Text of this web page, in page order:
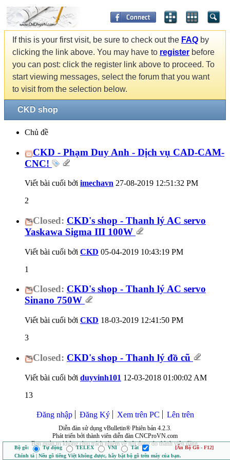
If this is your first visit, be sure to check out the FAQ by
clicking the link above. You may have to register before
you can post: click the register link above to proceed. To
start viewing messages, select the forum that you want
to visit from the selection below.
CKD shop
Chủ đề
CKD - Phạm Duy Anh - Dịch vụ CAD-CAM-
CNC!
Viết bài cuối bởi imechavn 27-08-2019 12:51:32 PM
2
Closed: CKD's shop - Thanh lý AC servo
Yaskawa Sigma III 100W
Viết bài cuối bởi CKD 05-04-2019 10:43:19 PM
1
Closed: CKD's shop - Thanh lý AC servo
Sinano 750W
Viết bài cuối bởi CKD 18-03-2019 12:41:50 PM
3
Closed: CKD's shop - Thanh lý đồ cũ
Viết bài cuối bởi duyvinh101 12-03-2018 01:00:02 AM
13
Đăng nhập Đăng Ký Xem trên PC Lên trên
Diễn đàn sử dụng vBulletin® Phiên bản 4.2.3.
Phát triển bởi thành viên diễn đàn CNCProVN.com
Ban quản trị không chịu trách nhiệm về nội dung do thành viên đăng.
Bộ gõ: Tự động TELEX VNI Tắt
[Ẩn Bộ Gõ - F12]
Chính tả | Nếu gõ tiếng Việt không được, hãy bật bộ gõ trên máy của bạn.